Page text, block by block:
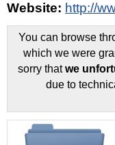
Website: http://
You can browse
which we were
sorry thatwe
due to